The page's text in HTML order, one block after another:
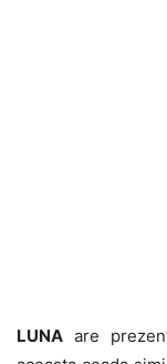
LUNA are